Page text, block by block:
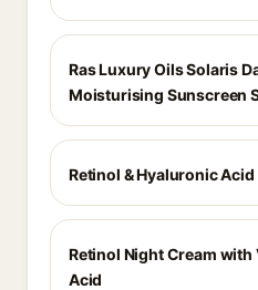
Ras Luxury Oils Solaris
Moisturising Sunscreen
Retinol & Hyaluronic Acid
Retinol Night Cream
Acid